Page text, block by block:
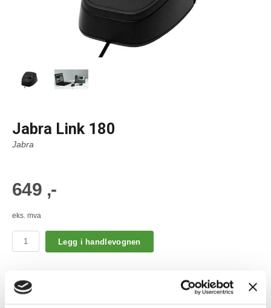
Jabra Link 180
Jabra
649 ,-
eks. mva
Legg i handlevognen
Veksler mellom fasttelefon og PC